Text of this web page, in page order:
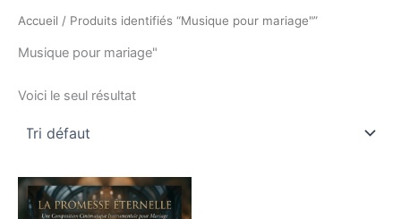
Accueil / Produits identifiés “Musique pour mariage"”
Musique pour mariage"
Voici le seul résultat